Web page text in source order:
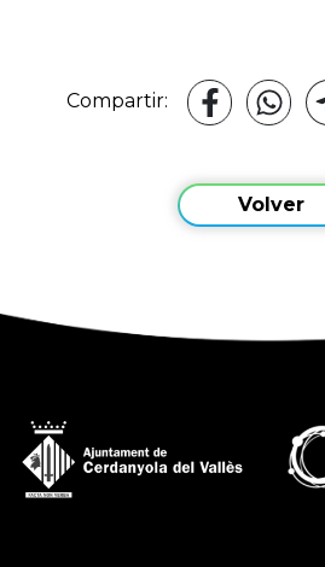
Compartir:
Volver